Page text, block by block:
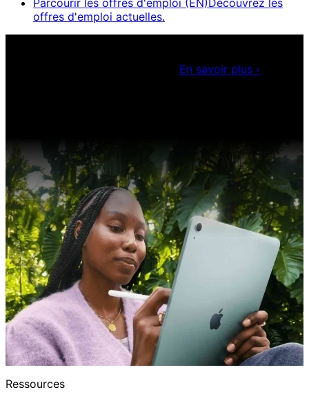
Parcourir les offres d'emploi (EN)Découvrez les
offres d'emploi actuelles.
En savoir plus ›
Ressources